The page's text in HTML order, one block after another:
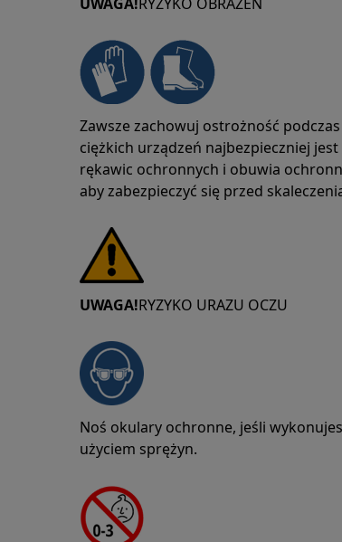
Zawsze zachowuj ostrożność
ciężkich urządzeń najbezpieczniej
rękawic ochronnych i obuwia
aby zabezpieczyć się przed
UWAGA!RYZYKO URAZU OCZU
Noś okulary ochronne, jeśli
użyciem sprężyn.